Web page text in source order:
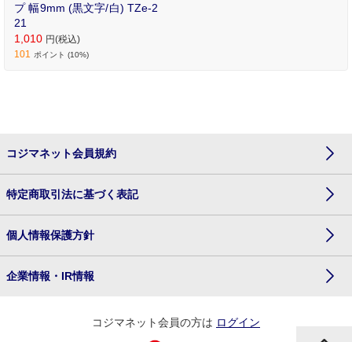
プ 幅9mm (黒文字/白) TZe-2
21
1,010 円(税込)
101
ポイント (10%)
コジマネット会員規約
特定商取引法に基づく表記
個人情報保護方針
企業情報・IR情報
コジマネット会員の方は ログイン